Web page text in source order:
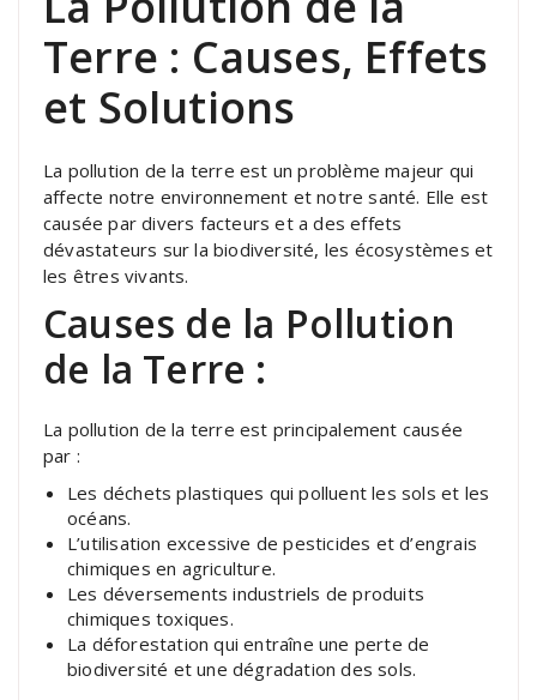
Terre : Causes, Effets
et Solutions
La pollution de la terre est un problème majeur qui
affecte notre environnement et notre santé. Elle est
causée par divers facteurs et a des effets
dévastateurs sur la biodiversité, les écosystèmes et
les êtres vivants.
Causes de la Pollution
de la Terre :
La pollution de la terre est principalement causée
par :
Les déchets plastiques qui polluent les sols et les
océans.
L’utilisation excessive de pesticides et d’engrais
chimiques en agriculture.
Les déversements industriels de produits
chimiques toxiques.
La déforestation qui entraîne une perte de
biodiversité et une dégradation des sols.